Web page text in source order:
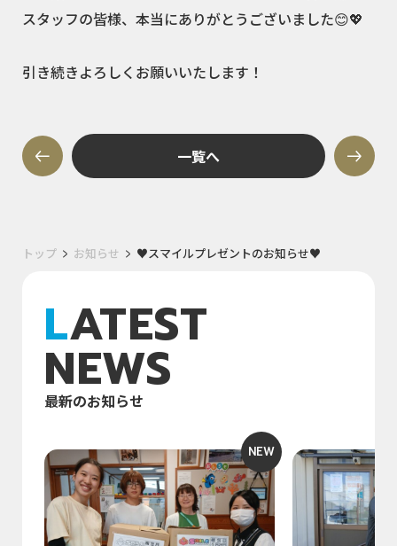
スタッフの皆様、本当にありがとうございました😊💖
引き続きよろしくお願いいたします！
一覧へ
トップ お知らせ ♥スマイルプレゼントのお知らせ♥
LATEST
NEWS
最新のお知らせ
NEW